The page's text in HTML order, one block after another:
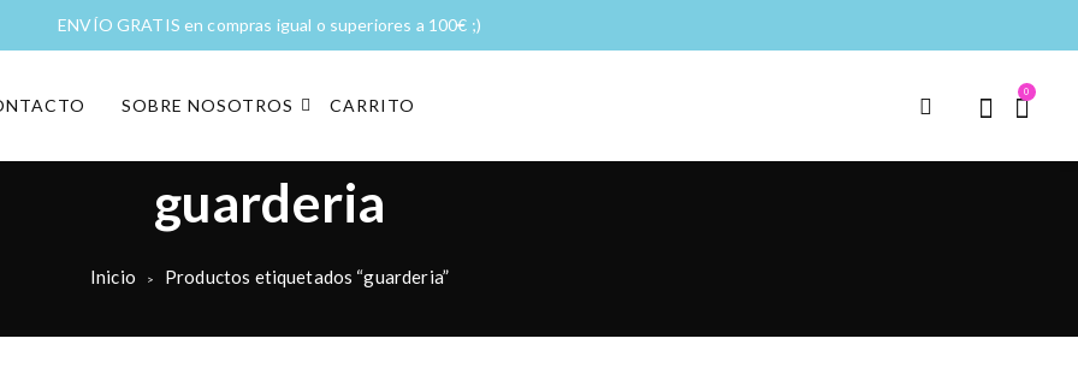
ENVÍO GRATIS en compras igual o superiores a 100€ ;)
SOBRE NOSOTROS CARRITO
0
guarderia
Inicio > Productos etiquetados “guarderia”